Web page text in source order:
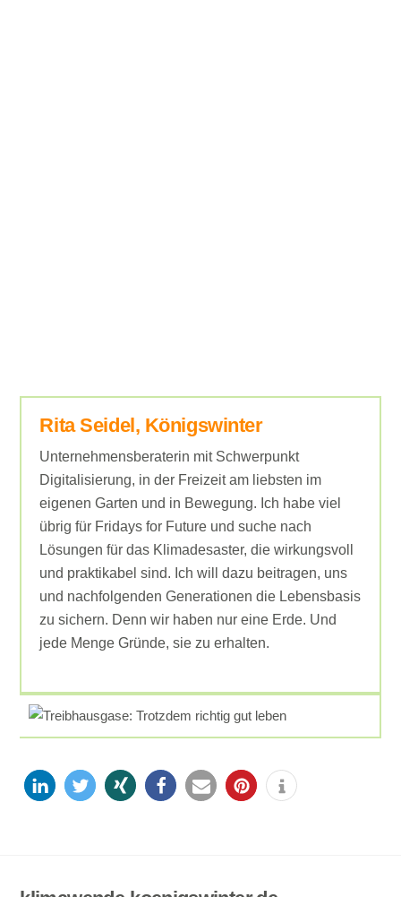
Rita Seidel, Königswinter
Unternehmensberaterin mit Schwerpunkt
Digitalisierung, in der Freizeit am liebsten im
eigenen Garten und in Bewegung. Ich habe viel
übrig für Fridays for Future und suche nach
Lösungen für das Klimadesaster, die wirkungsvoll
und praktikabel sind. Ich will dazu beitragen, uns
und nachfolgenden Generationen die Lebensbasis
zu sichern. Denn wir haben nur eine Erde. Und
jede Menge Gründe, sie zu erhalten.